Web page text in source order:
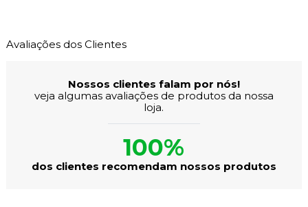
Avaliações dos Clientes
Nossos clientes falam por nós!
veja algumas avaliações de produtos da nossa
loja.
100%
dos clientes recomendam nossos produtos